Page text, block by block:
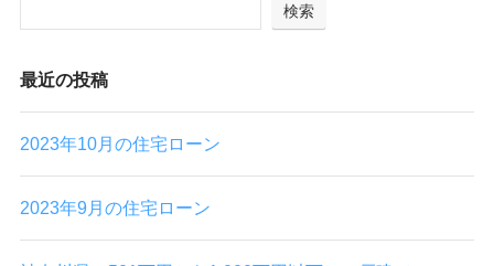
検索
最近の投稿
2023年10月の住宅ローン
2023年9月の住宅ローン